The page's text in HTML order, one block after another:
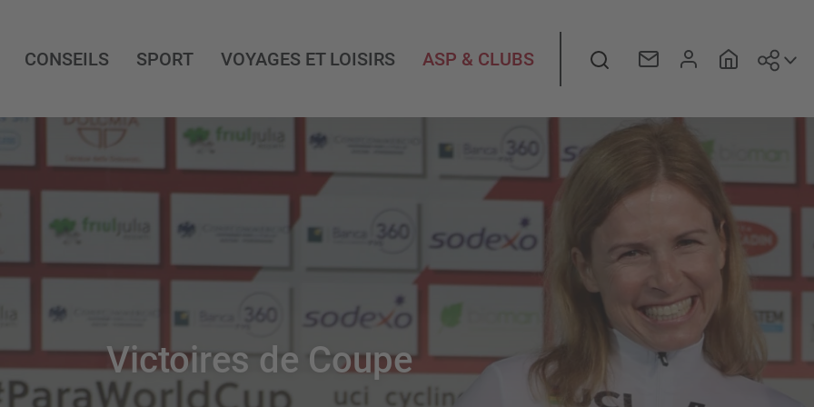
CONSEILS SPORT VOYAGES ET LOISIRS ASP & CLUBS Rechercher
Victoires de Coupe